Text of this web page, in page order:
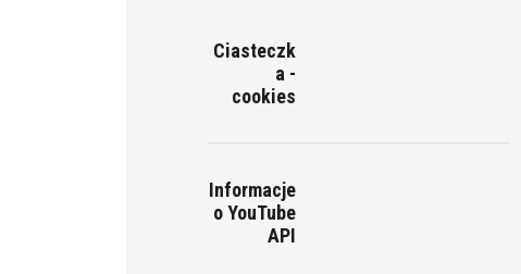
Ciasteczk
a -
cookies
Informacje
o YouTube
API